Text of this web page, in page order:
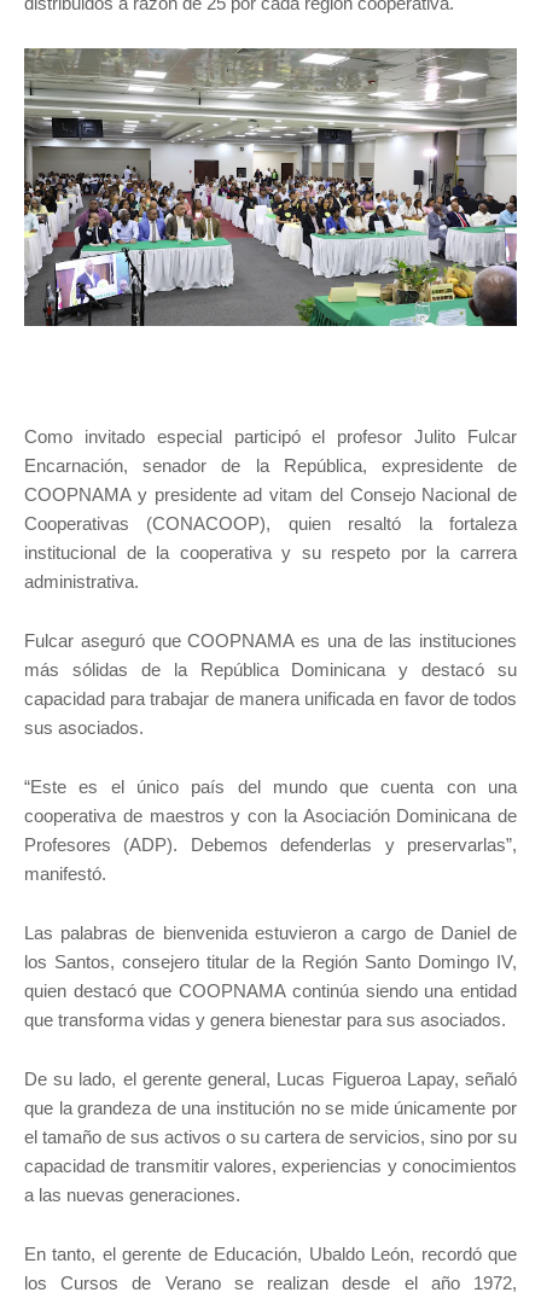
Como invitado especial participó el profesor Julito Fulcar
Encarnación, senador de la República, expresidente de
COOPNAMA y presidente ad vitam del Consejo Nacional de
Cooperativas (CONACOOP), quien resaltó la fortaleza
institucional de la cooperativa y su respeto por la carrera
administrativa.
Fulcar aseguró que COOPNAMA es una de las instituciones
más sólidas de la República Dominicana y destacó su
capacidad para trabajar de manera unificada en favor de todos
sus asociados.
“Este es el único país del mundo que cuenta con una
cooperativa de maestros y con la Asociación Dominicana de
Profesores (ADP). Debemos defenderlas y preservarlas”,
manifestó.
Las palabras de bienvenida estuvieron a cargo de Daniel de
los Santos, consejero titular de la Región Santo Domingo IV,
quien destacó que COOPNAMA continúa siendo una entidad
que transforma vidas y genera bienestar para sus asociados.
De su lado, el gerente general, Lucas Figueroa Lapay, señaló
que la grandeza de una institución no se mide únicamente por
el tamaño de sus activos o su cartera de servicios, sino por su
capacidad de transmitir valores, experiencias y conocimientos
a las nuevas generaciones.
En tanto, el gerente de Educación, Ubaldo León, recordó que
los Cursos de Verano se realizan desde el año 1972,